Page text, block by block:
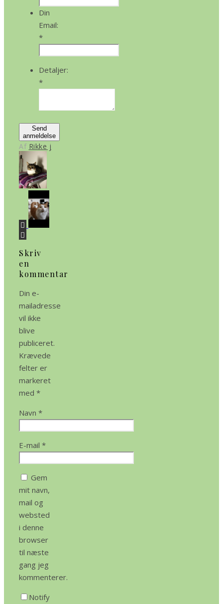
Din
Email:
*
Detaljer:
*
Send
anmeldelse
Af Rikke j
Skriv
en
kommentar
Din e-
mailadresse
vil ikke
blive
publiceret.
Krævede
felter er
markeret
med *
Navn *
E-mail *
Gem
mit navn,
mail og
websted
i denne
browser
til næste
gang jeg
kommenterer.
Notify